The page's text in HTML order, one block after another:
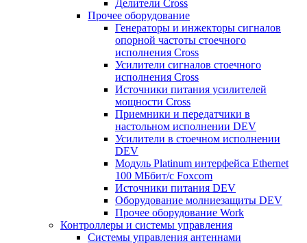
Делители Cross
Прочее оборудование
Генераторы и инжекторы сигналов
опорной частоты стоечного
исполнения Cross
Усилители сигналов стоечного
исполнения Cross
Источники питания усилителей
мощности Cross
Приемники и передатчики в
настольном исполнении DEV
Усилители в стоечном исполнении
DEV
Модуль Platinum интерфейса Ethernet
100 МБбит/с Foxcom
Источники питания DEV
Оборудование молниезащиты DEV
Прочее оборудование Work
Контроллеры и системы управления
Системы управления антеннами